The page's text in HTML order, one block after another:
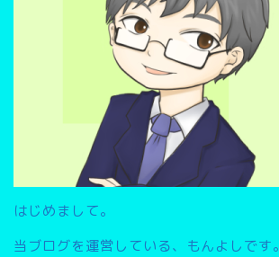
はじめまして。
当ブログを運営している、もんよしです。